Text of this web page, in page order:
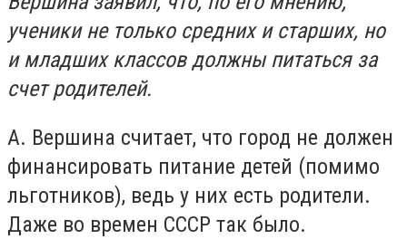
ученики не только средних и старших, но
и младших классов должны питаться за
счет родителей.
А. Вершина считает, что город не должен
финансировать питание детей (помимо
льготников), ведь у них есть родители.
Даже во времен СССР так было.